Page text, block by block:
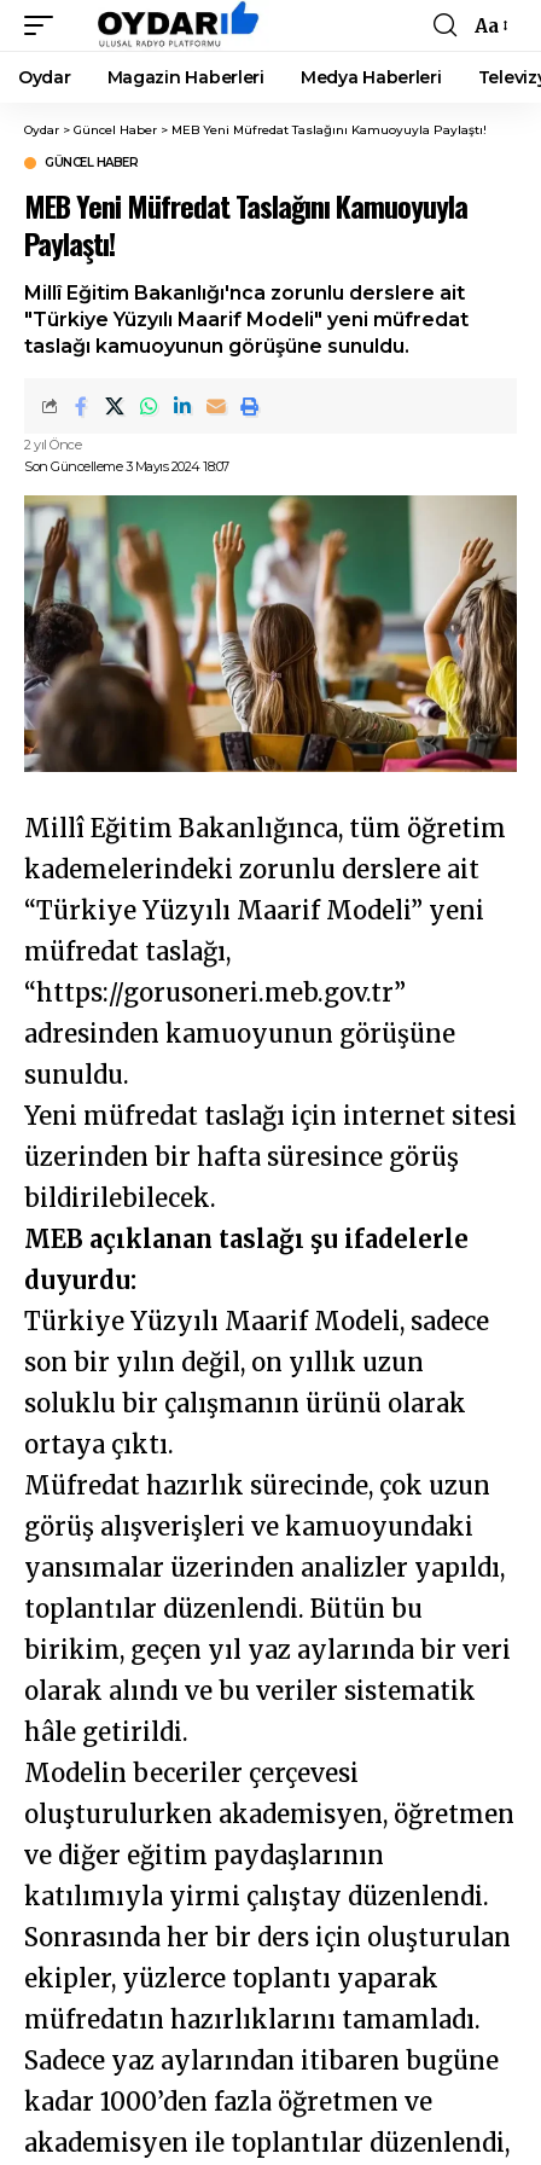
Font
Resizer
Aa
Oydar Magazin Haberleri Medya Haberleri
Oydar > Güncel Haber > MEB Yeni Müfredat Taslağını Kamuoyuyla Paylaştı!
GÜNCEL HABER
MEB Yeni Müfredat Taslağını Kamuoyuyla
Paylaştı!
Millî Eğitim Bakanlığı'nca zorunlu derslere ait
"Türkiye Yüzyılı Maarif Modeli" yeni müfredat
taslağı kamuoyunun görüşüne sunuldu.
Son Güncelleme 3 Mayıs 2024 18:07
2 yıl Önce
Millî Eğitim Bakanlığınca, tüm öğretim
kademelerindeki zorunlu derslere ait
“Türkiye Yüzyılı Maarif Modeli” yeni
müfredat taslağı,
“https://gorusoneri.meb.gov.tr”
adresinden kamuoyunun görüşüne
sunuldu.
Yeni müfredat taslağı için internet sitesi
üzerinden bir hafta süresince görüş
bildirilebilecek.
MEB açıklanan taslağı şu ifadelerle
duyurdu:
Türkiye Yüzyılı Maarif Modeli, sadece
son bir yılın değil, on yıllık uzun
soluklu bir çalışmanın ürünü olarak
ortaya çıktı.
Müfredat hazırlık sürecinde, çok uzun
görüş alışverişleri ve kamuoyundaki
yansımalar üzerinden analizler yapıldı,
toplantılar düzenlendi. Bütün bu
birikim, geçen yıl yaz aylarında bir veri
olarak alındı ve bu veriler sistematik
hâle getirildi.
Modelin beceriler çerçevesi
oluşturulurken akademisyen, öğretmen
ve diğer eğitim paydaşlarının
katılımıyla yirmi çalıştay düzenlendi.
Sonrasında her bir ders için oluşturulan
ekipler, yüzlerce toplantı yaparak
müfredatın hazırlıklarını tamamladı.
Sadece yaz aylarından itibaren bugüne
kadar 1000’den fazla öğretmen ve
akademisyen ile toplantılar düzenlendi,